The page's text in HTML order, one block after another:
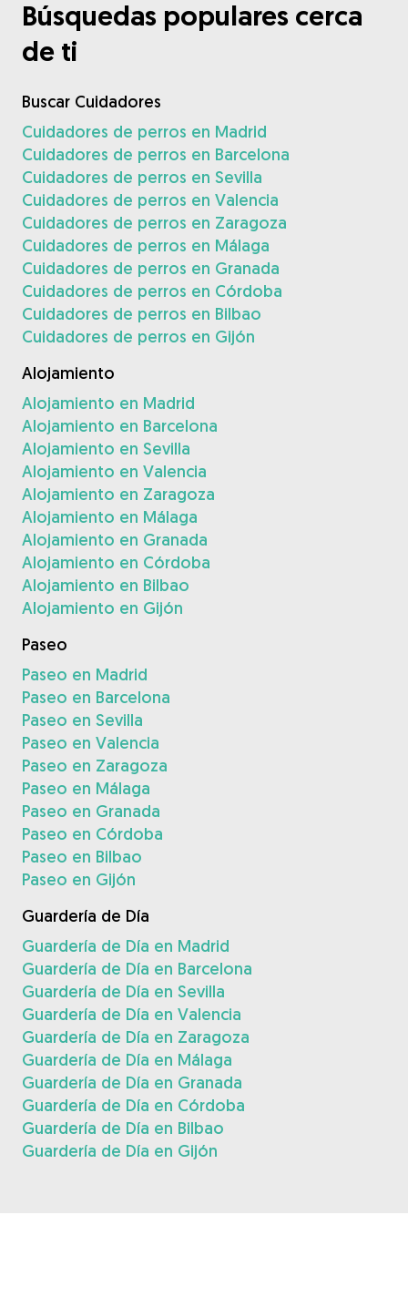
Búsquedas populares cerca
de ti
Buscar Cuidadores
Cuidadores de perros en Madrid
Cuidadores de perros en Barcelona
Cuidadores de perros en Sevilla
Cuidadores de perros en Valencia
Cuidadores de perros en Zaragoza
Cuidadores de perros en Málaga
Cuidadores de perros en Granada
Cuidadores de perros en Córdoba
Cuidadores de perros en Bilbao
Cuidadores de perros en Gijón
Alojamiento
Alojamiento en Madrid
Alojamiento en Barcelona
Alojamiento en Sevilla
Alojamiento en Valencia
Alojamiento en Zaragoza
Alojamiento en Málaga
Alojamiento en Granada
Alojamiento en Córdoba
Alojamiento en Bilbao
Alojamiento en Gijón
Paseo
Paseo en Madrid
Paseo en Barcelona
Paseo en Sevilla
Paseo en Valencia
Paseo en Zaragoza
Paseo en Málaga
Paseo en Granada
Paseo en Córdoba
Paseo en Bilbao
Paseo en Gijón
Guardería de Día
Guardería de Día en Madrid
Guardería de Día en Barcelona
Guardería de Día en Sevilla
Guardería de Día en Valencia
Guardería de Día en Zaragoza
Guardería de Día en Málaga
Guardería de Día en Granada
Guardería de Día en Córdoba
Guardería de Día en Bilbao
Guardería de Día en Gijón